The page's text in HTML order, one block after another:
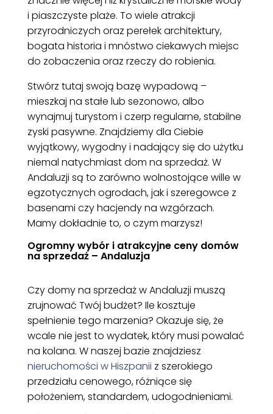
i piaszczyste plaże. To wiele atrakcji
przyrodniczych oraz perełek architektury,
bogata historia i mnóstwo ciekawych miejsc
do zobaczenia oraz rzeczy do robienia.
Stwórz tutaj swoją bazę wypadową –
mieszkaj na stałe lub sezonowo, albo
wynajmuj turystom i czerp regularne, stabilne
zyski pasywne. Znajdziemy dla Ciebie
wyjątkowy, wygodny i nadający się do użytku
niemal natychmiast dom na sprzedaż. W
Andaluzji są to zarówno wolnostojące wille w
egzotycznych ogrodach, jak i szeregowce z
basenami czy hacjendy na wzgórzach.
Mamy dokładnie to, o czym marzysz!
Ogromny wybór i atrakcyjne ceny domów
na sprzedaż – Andaluzja
Czy domy na sprzedaż w Andaluzji muszą
zrujnować Twój budżet? Ile kosztuje
spełnienie tego marzenia? Okazuje się, że
wcale nie jest to wydatek, który musi powalać
na kolana. W naszej bazie znajdziesz
nieruchomości w Hiszpanii z szerokiego
przedziału cenowego, różniące się
położeniem, standardem, udogodnieniami.